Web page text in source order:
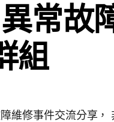
常故
組
維修事件交流分享，